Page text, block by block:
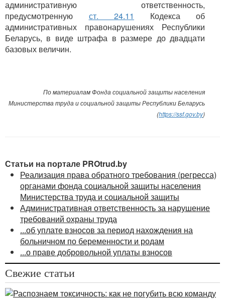
административную ответственность,
предусмотренную ст. 24.11
Кодекса об
административных правонарушениях Республики
Беларусь, в виде штрафа в размере до двадцати
базовых величин.
По материалам Фонда социальной защиты населения
Министерства труда и социальной защиты Республики Беларусь
(https://ssf.gov.by)
Статьи на портале PROtrud.by
Реализация права обратного требования (регресса)
органами фонда социальной защиты населения
Министерства труда и социальной защиты
Административная ответственность за нарушение
требований охраны труда
...об уплате взносов за период нахождения на
больничном по беременности и родам
...о праве добровольной уплаты взносов
Свежие статьи